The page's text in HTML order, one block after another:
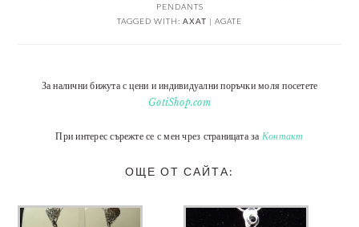
PENDANTS
TAGGED WITH: АХАТ | AGATE
За налични бижута с цени и индивидуални поръчки моля посетете
GotiShop.com
При интерес сърежте се с мен чрез страницата за Контакт
ОЩЕ ОТ САЙТА: